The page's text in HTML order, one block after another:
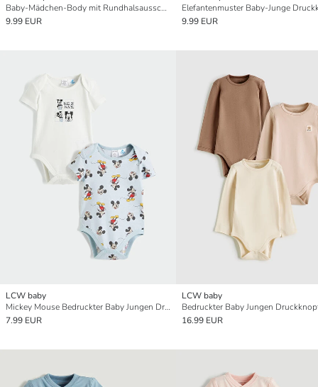
Baby-Mädchen-Body mit Rundhalsausschnitt zum Knöpfen 2er-Pack
9.99 EUR
9.99 EUR
LCW baby
Mickey Mouse Bedruckter Baby Jungen Druckknopf-Body 2er-Pack
7.99 EUR
LCW baby
16.99 EUR